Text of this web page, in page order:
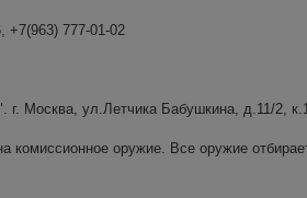
+7(963) 777-01-02
Москва, ул.Летчика Бабушкина, д.11/2,
оружие. Все оружие